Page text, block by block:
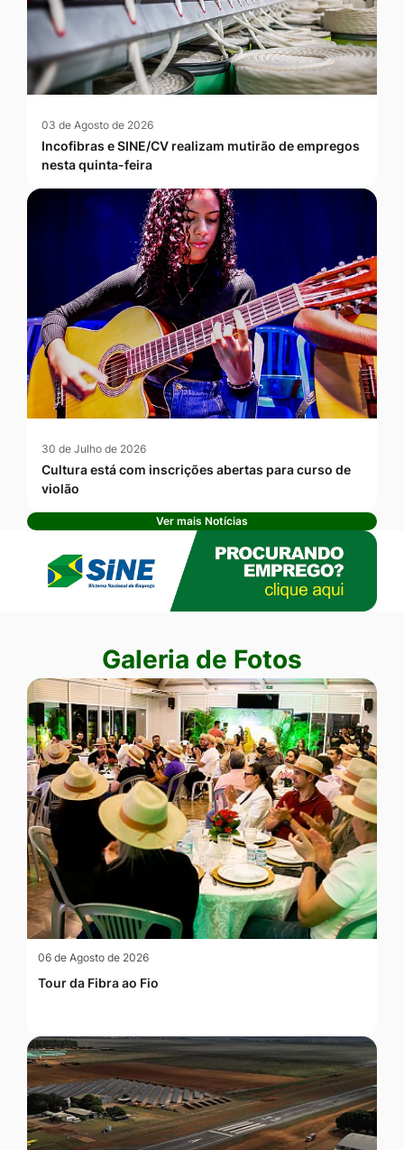
03 de Agosto de 2026
Incofibras e SINE/CV realizam mutirão de empregos
nesta quinta-feira
30 de Julho de 2026
Cultura está com inscrições abertas para curso de
violão
Ver mais Notícias
Seção Galeria de Fotos
Galeria de Fotos
06 de Agosto de 2026
Tour da Fibra ao Fio